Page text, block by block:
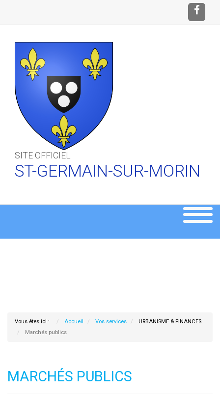
SITE OFFICIEL
ST-GERMAIN-SUR-MORIN
Vous êtes ici : Accueil Vos services
URBANISME & FINANCES
Marchés publics
MARCHÉS PUBLICS